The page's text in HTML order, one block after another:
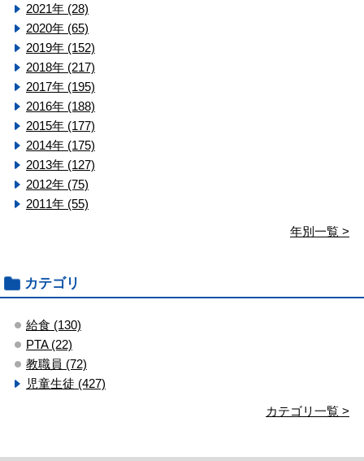
2021年 (28)
2020年 (65)
2019年 (152)
2018年 (217)
2017年 (195)
2016年 (188)
2015年 (177)
2014年 (175)
2013年 (127)
2012年 (75)
2011年 (55)
年別一覧 >
カテゴリ
給食 (130)
PTA (22)
教職員 (72)
児童生徒 (427)
カテゴリ一覧 >